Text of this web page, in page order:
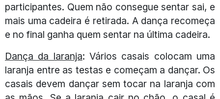
participantes. Quem não consegue sentar sai, e
mais uma cadeira é retirada. A dança recomeça
e no final ganha quem sentar na última cadeira.
Dança da laranja: Vários casais colocam uma
laranja entre as testas e começam a dançar. Os
casais devem dançar sem tocar na laranja com